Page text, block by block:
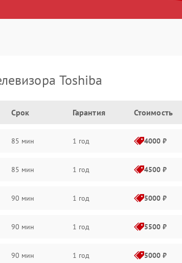
Toshiba
Срок Гарантия Стоимость
85 мин 1 год 4000 ₽
85 мин 1 год 4500 ₽
90 мин 1 год 5000 ₽
90 мин 1 год 5500 ₽
90 мин 1 год 5000 ₽